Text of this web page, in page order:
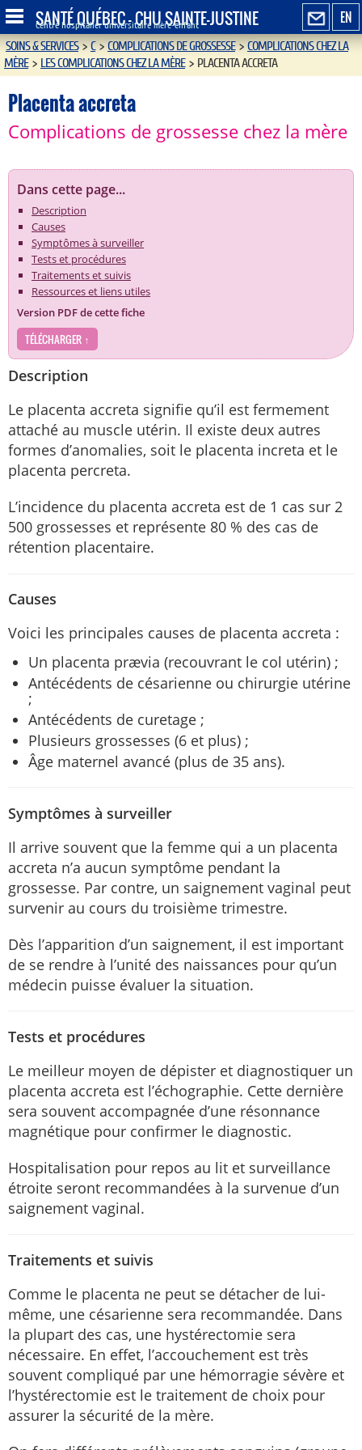
EN
SANTÉ QUÉBEC - CHU SAINTE-JUSTINE
Centre hospitalier universitaire mère-enfant
SOINS & SERVICES>C>COMPLICATIONS DE GROSSESSE>COMPLICATIONS CHEZ LA
MÈRE > LES COMPLICATIONS CHEZ LA MÈRE > PLACENTA ACCRETA
Placenta accreta
Complications de grossesse chez la mère
Dans cette page...
Description
Causes
Symptômes à surveiller
Tests et procédures
Traitements et suivis
Ressources et liens utiles
Version PDF de cette fiche
TÉLÉCHARGER ↑
Description
Le placenta accreta signifie qu’il est fermement
attaché au muscle utérin. Il existe deux autres
formes d’anomalies, soit le placenta increta et le
placenta percreta.
L’incidence du placenta accreta est de 1 cas sur 2
500 grossesses et représente 80 % des cas de
rétention placentaire.
Causes
Voici les principales causes de placenta accreta :
Un placenta prævia (recouvrant le col utérin) ;
Antécédents de césarienne ou chirurgie utérine
;
Antécédents de curetage ;
Plusieurs grossesses (6 et plus) ;
Âge maternel avancé (plus de 35 ans).
Symptômes à surveiller
Il arrive souvent que la femme qui a un placenta
accreta n’a aucun symptôme pendant la
grossesse. Par contre, un saignement vaginal peut
survenir au cours du troisième trimestre.
Dès l’apparition d’un saignement, il est important
de se rendre à l’unité des naissances pour qu’un
médecin puisse évaluer la situation.
Tests et procédures
Le meilleur moyen de dépister et diagnostiquer un
placenta accreta est l’échographie. Cette dernière
sera souvent accompagnée d’une résonnance
magnétique pour confirmer le diagnostic.
Hospitalisation pour repos au lit et surveillance
étroite seront recommandées à la survenue d’un
saignement vaginal.
Traitements et suivis
Comme le placenta ne peut se détacher de lui-
même, une césarienne sera recommandée. Dans
la plupart des cas, une hystérectomie sera
nécessaire. En effet, l’accouchement est très
souvent compliqué par une hémorragie sévère et
l’hystérectomie est le traitement de choix pour
assurer la sécurité de la mère.